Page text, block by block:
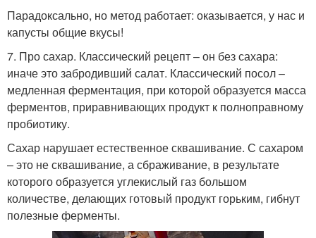
Парадоксально, но метод работает: оказывается, у нас и
капусты общие вкусы!
7. Про сахар. Классический рецепт – он без сахара:
иначе это забродивший салат. Классический посол –
медленная ферментация, при которой образуется масса
ферментов, приравнивающих продукт к полноправному
пробиотику.
Сахар нарушает естественное сквашивание. С сахаром
– это не сквашивание, а сбраживание, в результате
которого образуется углекислый газ большом
количестве, делающих готовый продукт горьким, гибнут
полезные ферменты.